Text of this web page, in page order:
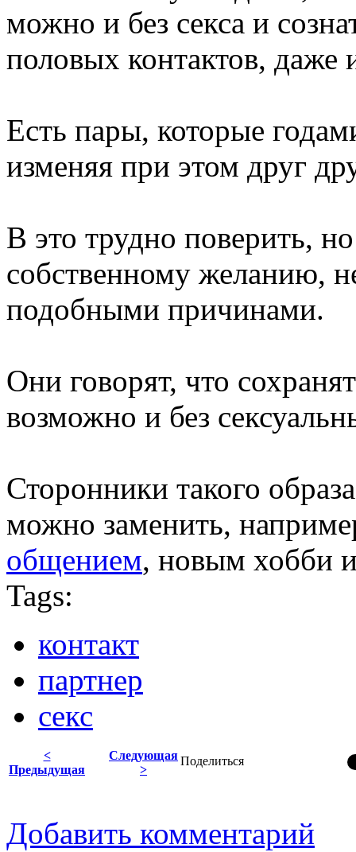
можно и без секса и
половых контактов, даже
Есть пары, которые
изменяя при этом друг
В это трудно поверить,
собственному желанию,
подобными причинами.
Они говорят, что
возможно и без
Сторонники такого
можно заменить,
общением, новым хобби
Tags:
контакт
партнер
секс
Поделиться
<
Предыдущая
Следующая
>
Добавить комментарий